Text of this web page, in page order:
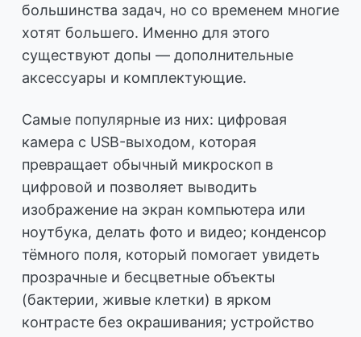
большинства задач, но со временем многие
хотят большего. Именно для этого
существуют допы — дополнительные
аксессуары и комплектующие.
Самые популярные из них: цифровая
камера с USB-выходом, которая
превращает обычный микроскоп в
цифровой и позволяет выводить
изображение на экран компьютера или
ноутбука, делать фото и видео; конденсор
тёмного поля, который помогает увидеть
прозрачные и бесцветные объекты
(бактерии, живые клетки) в ярком
контрасте без окрашивания; устройство